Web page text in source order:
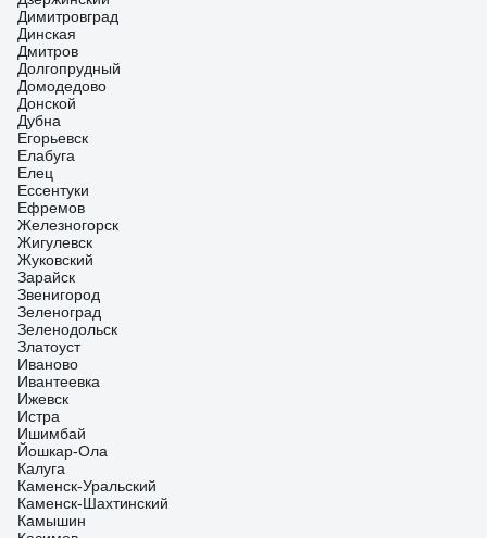
Димитровград
Динская
Дмитров
Долгопрудный
Домодедово
Донской
Дубна
Егорьевск
Елабуга
Елец
Ессентуки
Ефремов
Железногорск
Жигулевск
Жуковский
Зарайск
Звенигород
Зеленоград
Зеленодольск
Златоуст
Иваново
Ивантеевка
Ижевск
Истра
Ишимбай
Йошкар-Ола
Калуга
Каменск-Уральский
Каменск-Шахтинский
Камышин